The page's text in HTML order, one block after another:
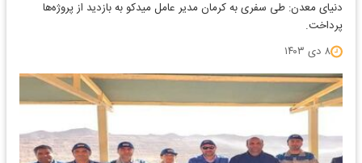
دنیای معدن: طی سفری به کرمان مدیر عامل میدکو به بازدید از پروژه‌ها
پرداخت.
۸ دی ۱۴۰۳